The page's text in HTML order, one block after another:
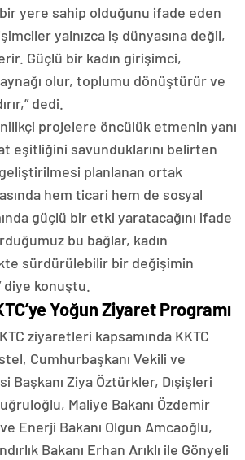
yere sahip olduğunu ifade eden
yalnızca iş dünyasına değil,
Güçlü bir kadın girişimci,
olur, toplumu dönüştürür ve
dedi.
projelere öncülük etmenin yanı
eşitliğini savunduklarını belirten
planlanan ortak
hem ticari hem de sosyal
güçlü bir etki yaratacağını ifade
bu bağlar, kadın
sürdürülebilir bir değişimin
diye konuştu.
Yoğun Ziyaret Programı
ziyaretleri kapsamında KKTC
Cumhurbaşkanı Vekili ve
Başkanı Ziya Öztürkler, Dışişleri
Maliye Bakanı Özdemir
Enerji Bakanı Olgun Amcaoğlu,
Bakanı Erhan Arıklı ile Gönyeli